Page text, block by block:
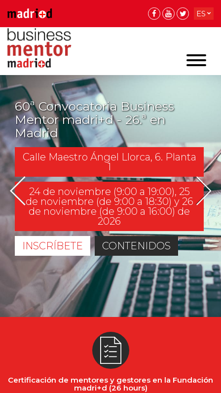
ES
EN
60ª Convocatoria Business
Mentor madri+d - 26.ª en
Madrid
Calle Maestro Ángel Llorca, 6. Planta
1
24 de noviembre (9:00 a 19:00), 25
de noviembre (de 9:00 a 18:30) y 26
de noviembre (de 9:00 a 16:00) de
2026
INSCRÍBETE CONTENIDOS
Certificación de mentores y gestores en la Fundación
madri+d (26 hours)